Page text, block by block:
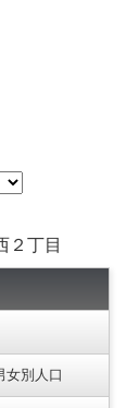
２丁目
女別人口